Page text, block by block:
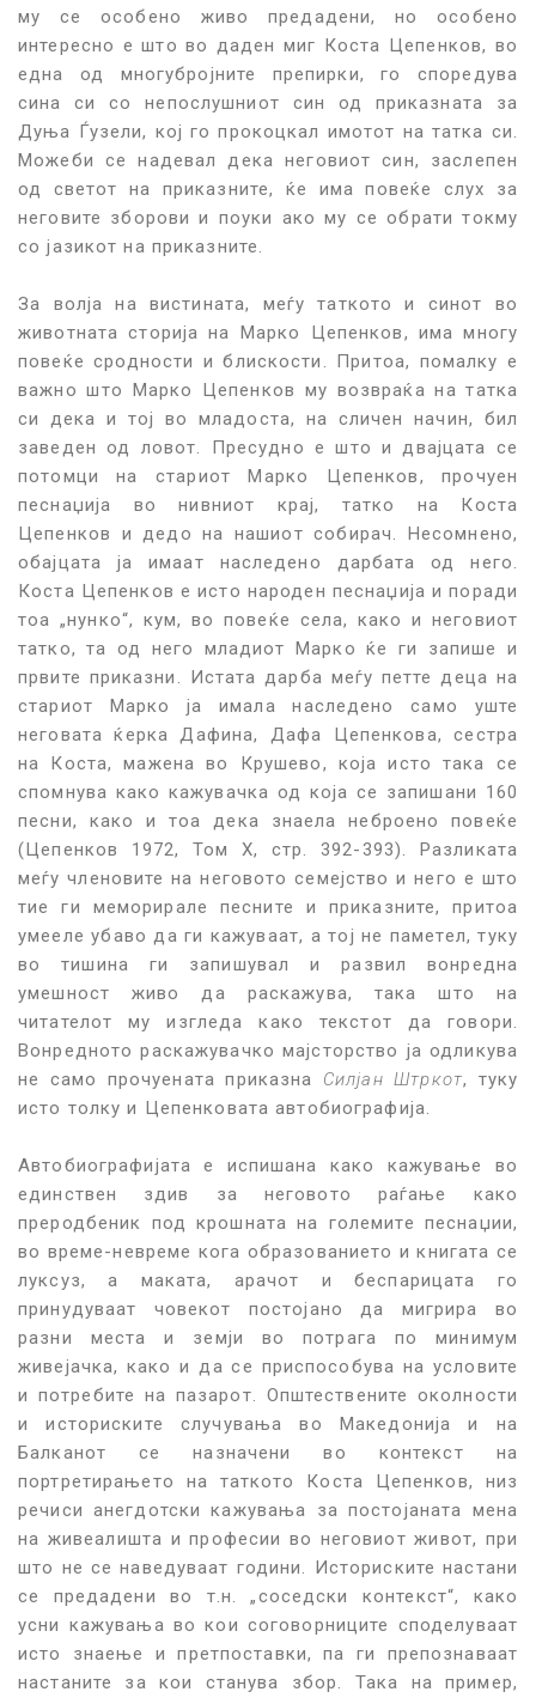
му се особено живо предадени, но особено
интересно е што во даден миг Коста Цепенков, во
една од многубројните препирки, го споредува
сина си со непослушниот син од приказната за
Дуња Ѓузели, кој го прокоцкал имотот на татка си.
Можеби се надевал дека неговиот син, заслепен
од светот на приказните, ќе има повеќе слух за
неговите зборови и поуки ако му се обрати токму
со јазикот на приказните.
За волја на вистината, меѓу таткото и синот во
животната сторија на Марко Цепенков, има многу
повеќе сродности и блискости. Притоа, помалку е
важно што Марко Цепенков му возвраќа на татка
си дека и тој во младоста, на сличен начин, бил
заведен од ловот. Пресудно е што и двајцата се
потомци на стариот Марко Цепенков, прочуен
песнаџија во нивниот крај, татко на Коста
Цепенков и дедо на нашиот собирач. Несомнено,
обајцата ја имаат наследено дарбата од него.
Коста Цепенков е исто народен песнаџија и поради
тоа „нунко“, кум, во повеќе села, како и неговиот
татко, та од него младиот Марко ќе ги запише и
првите приказни. Истата дарба меѓу петте деца на
стариот Марко ја имала наследено само уште
неговата ќерка Дафина, Дафа Цепенкова, сестра
на Коста, мажена во Крушево, која исто така се
спомнува како кажувачка од која се запишани 160
песни, како и тоа дека знаела неброено повеќе
(Цепенков 1972, Том X, стр. 392-393). Разликата
меѓу членовите на неговото семејство и него е што
тие ги меморирале песните и приказните, притоа
умееле убаво да ги кажуваат, а тој не паметел, туку
во тишина ги запишувал и развил вонредна
умешност живо да раскажува, така што на
читателот му изгледа како текстот да говори.
Вонредното раскажувачко мајсторство ја одликува
не само прочуената приказна Силјан Штркот, туку
исто толку и Цепенковата автобиографија.
Автобиографијата е испишана како кажување во
единствен здив за неговото раѓање како
преродбеник под крошната на големите песнаџии,
во време-невреме кога образованието и книгата се
луксуз, а маката, арачот и беспарицата го
принудуваат човекот постојано да мигрира во
разни места и земји во потрага по минимум
живејачка, како и да се приспособува на условите
и потребите на пазарот. Општествените околности
и историските случувања во Македонија и на
Балканот се назначени во контекст на
портретирањето на таткото Коста Цепенков, низ
речиси анегдотски кажувања за постојаната мена
на живеалишта и професии во неговиот живот, при
што не се наведуваат години. Историските настани
се предадени во т.н. „соседски контекст“, како
усни кажувања во кои соговорниците споделуваат
исто знаење и претпоставки, па ги препознаваат
настаните за кои станува збор. Така на пример,